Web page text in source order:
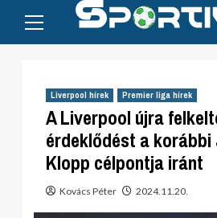
content
Menu
Liverpool hírek Premier liga hírek
A Liverpool újra
érdeklődést a korábbi
Klopp célpontja iránt
Kovács Péter 2024.11.20.